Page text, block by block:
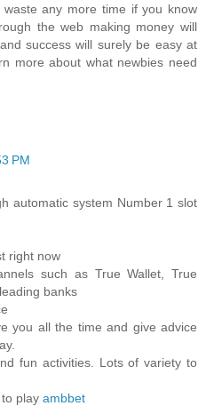
any more time if you know
the web making money will
success will surely be easy at
more about what newbies need
PM
automatic system Number 1 slot
right now
such as True Wallet, True
banks
you all the time and give advice
fun activities. Lots of variety to
play ambbet